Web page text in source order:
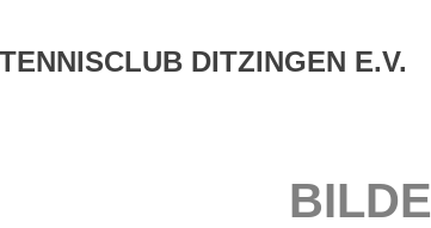
TENNISCLUB DITZINGEN E.V.